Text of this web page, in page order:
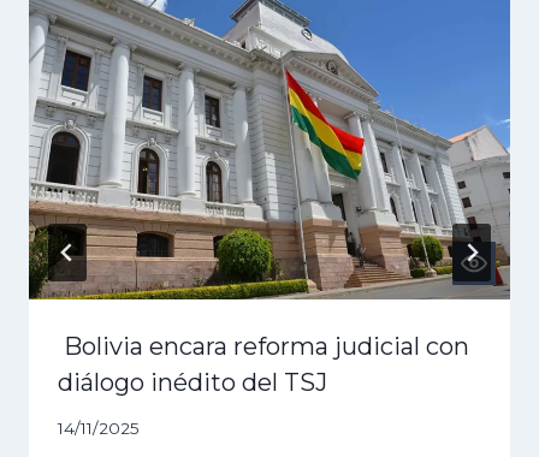
Bolivia encara reforma judicial con
diálogo inédito del TSJ
14/11/2025